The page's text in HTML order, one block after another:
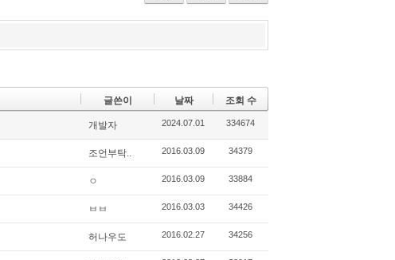
글쓴이 날짜 조회 수
개발자 2024.07.01 334674
조언부탁.. 2016.03.09 34379
ㅇ 2016.03.09 33884
ㅂㅂ 2016.03.03 34426
허나우도 2016.02.27 34256